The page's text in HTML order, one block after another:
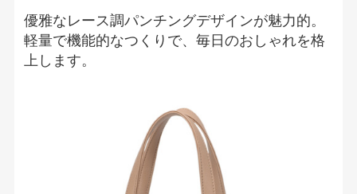
優雅なレース調パンチングデザインが魅力的。
軽量で機能的なつくりで、毎日のおしゃれを格
上します。